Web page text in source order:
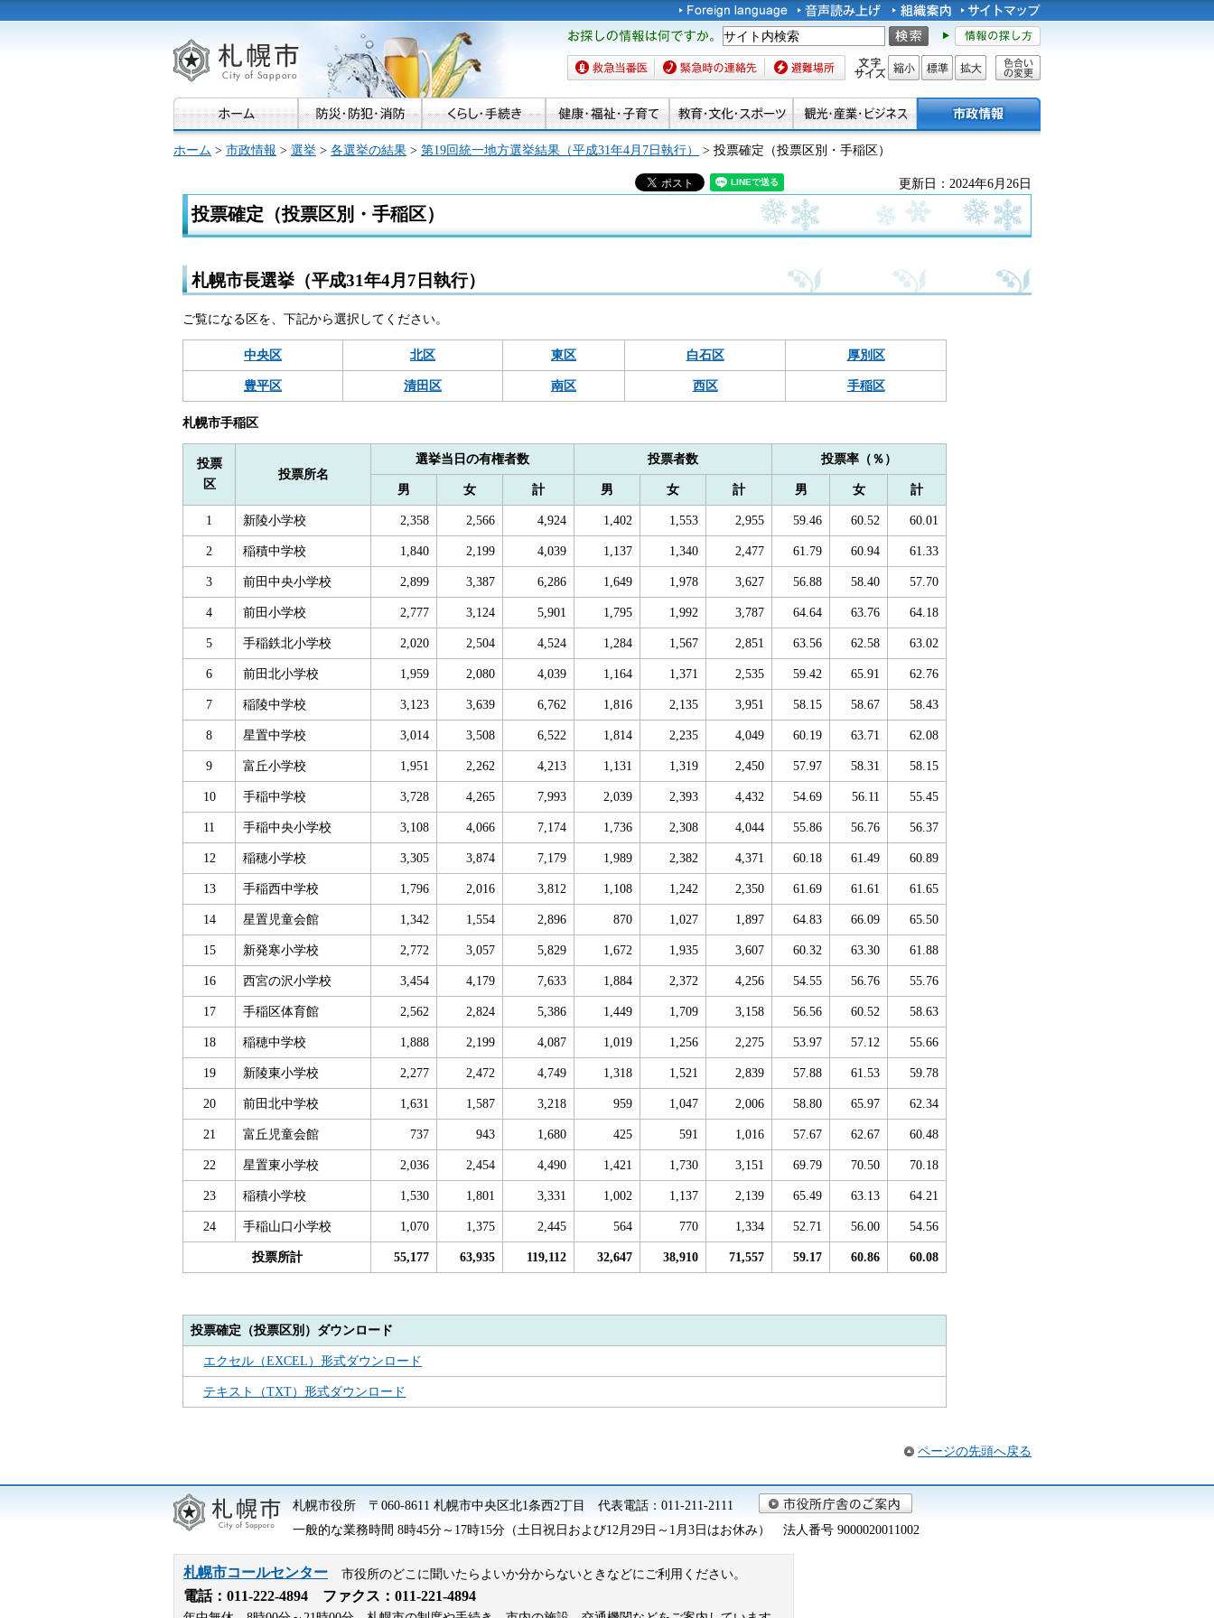
札幌市
お探しの情報は何です
か。
救急当番医 緊急時の連絡先 避難場所 文字サイズ
縮小 標準 拡大
色合い
ホーム > 市政情報 > 選挙 > 各選挙の結果 > 第19回統一地方選挙結果（平成31年4月7日執行） > 投票確定（投票区別・手稲区）
更新日：2024年6月26日
投票確定（投票区別・手稲区）
札幌市長選挙（平成31年4月7日執行）
ご覧になる区を、下記から選択してください。
中央区 北区 東区 白石区 厚別区
豊平区 清田区 南区 西区 手稲区
札幌市手稲区
投票
区
投票所名
選挙当日の有権者数 投票者数 投票率（％）
男 女 計 男 女 計 男 女 計
1 新陵小学校 2,358 2,566 4,924 1,402 1,553 2,955 59.46 60.52 60.01
2 稲積中学校 1,840 2,199 4,039 1,137 1,340 2,477 61.79 60.94 61.33
3 前田中央小学校 2,899 3,387 6,286 1,649 1,978 3,627 56.88 58.40 57.70
4 前田小学校 2,777 3,124 5,901 1,795 1,992 3,787 64.64 63.76 64.18
5 手稲鉄北小学校 2,020 2,504 4,524 1,284 1,567 2,851 63.56 62.58 63.02
6 前田北小学校 1,959 2,080 4,039 1,164 1,371 2,535 59.42 65.91 62.76
7 稲陵中学校 3,123 3,639 6,762 1,816 2,135 3,951 58.15 58.67 58.43
8 星置中学校 3,014 3,508 6,522 1,814 2,235 4,049 60.19 63.71 62.08
9 富丘小学校 1,951 2,262 4,213 1,131 1,319 2,450 57.97 58.31 58.15
10 手稲中学校 3,728 4,265 7,993 2,039 2,393 4,432 54.69 56.11 55.45
11 手稲中央小学校 3,108 4,066 7,174 1,736 2,308 4,044 55.86 56.76 56.37
12 稲穂小学校 3,305 3,874 7,179 1,989 2,382 4,371 60.18 61.49 60.89
13 手稲西中学校 1,796 2,016 3,812 1,108 1,242 2,350 61.69 61.61 61.65
14 星置児童会館 1,342 1,554 2,896 870 1,027 1,897 64.83 66.09 65.50
15 新発寒小学校 2,772 3,057 5,829 1,672 1,935 3,607 60.32 63.30 61.88
16 西宮の沢小学校 3,454 4,179 7,633 1,884 2,372 4,256 54.55 56.76 55.76
17 手稲区体育館 2,562 2,824 5,386 1,449 1,709 3,158 56.56 60.52 58.63
18 稲穂中学校 1,888 2,199 4,087 1,019 1,256 2,275 53.97 57.12 55.66
19 新陵東小学校 2,277 2,472 4,749 1,318 1,521 2,839 57.88 61.53 59.78
20 前田北中学校 1,631 1,587 3,218 959 1,047 2,006 58.80 65.97 62.34
21 富丘児童会館 737 943 1,680 425 591 1,016 57.67 62.67 60.48
22 星置東小学校 2,036 2,454 4,490 1,421 1,730 3,151 69.79 70.50 70.18
23 稲積小学校 1,530 1,801 3,331 1,002 1,137 2,139 65.49 63.13 64.21
24 手稲山口小学校 1,070 1,375 2,445 564 770 1,334 52.71 56.00 54.56
投票所計 55,177 63,935 119,112 32,647 38,910 71,557 59.17 60.86 60.08
投票確定（投票区別）ダウンロード
エクセル（EXCEL）形式ダウンロード
テキスト（TXT）形式ダウンロード
ページの先頭へ戻る
札幌市役所 〒060-8611 札幌市中央区北1条西2丁目 代表電話：011-211-2111
一般的な業務時間 8時45分～17時15分（土日祝日および12月29日～1月3日はお休み） 法人番号 9000020011002
札幌市コールセンター 市役所のどこに聞いたらよいか分からないときなどにご利用ください。
電話： 011-222-4894 ファクス：011-221-4894